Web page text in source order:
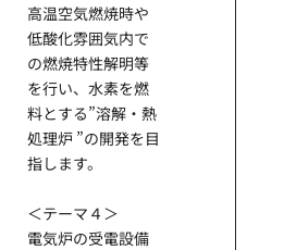
高温空気燃焼時や
低酸化雰囲気内で
の燃焼特性解明等
を行い、⽔素を燃
料とする”溶解・熱
処理炉 ”の開発を目
指します。
＜テーマ４＞
電気炉の受電設備